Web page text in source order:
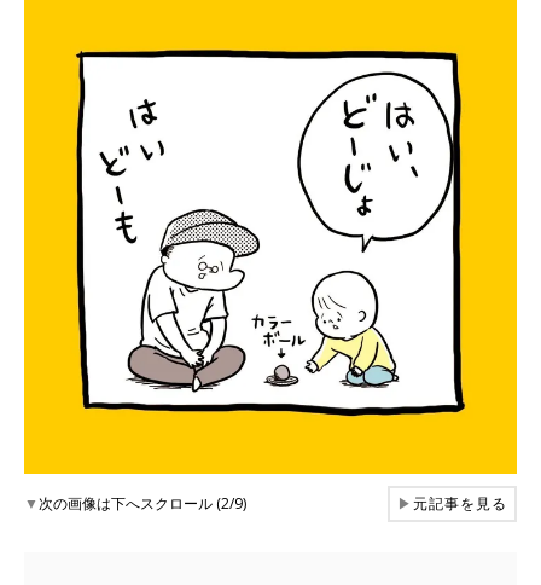
▼次の画像は下へスクロール (2/9) ▶元記事を見る